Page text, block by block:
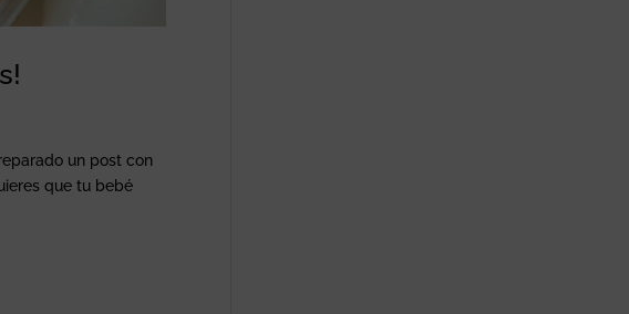
un post con
que tu bebé